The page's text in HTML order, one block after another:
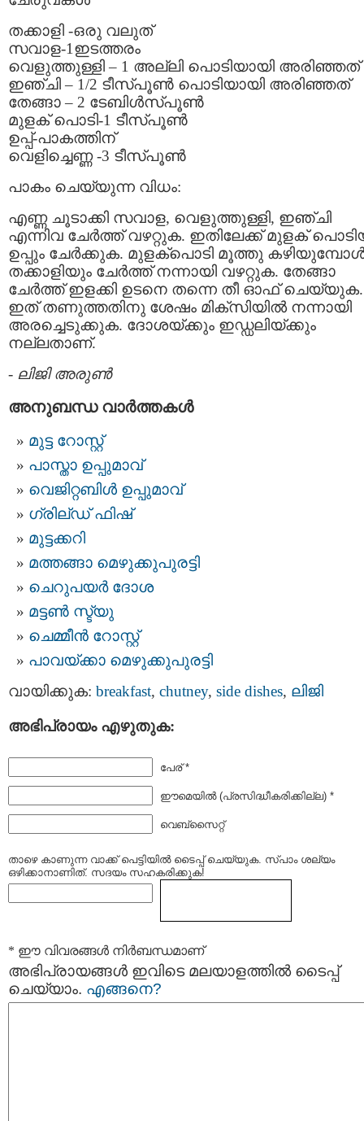
തക്കാളി -ഒരു വലുത്
സവാള-1ഇടത്തരം
വെളുത്തുള്ളി – 1 അല്ലി പൊടിയായി അരിഞ്ഞത്
ഇഞ്ചി – 1/2 ടീസ്പൂണ്‍ പൊടിയായി അരിഞ്ഞത്
തേങ്ങാ – 2 ടേബിള്‍സ്പൂണ്‍
മുളക് പൊടി-1 ടീസ്പൂണ്‍
ഉപ്പ്-പാകത്തിന്
വെളിച്ചെണ്ണ -3 ടീസ്പൂണ്‍
പാകം ചെയ്യുന്ന വിധം:
എണ്ണ ചൂടാക്കി സവാള, വെളുത്തുള്ളി, ഇഞ്ചി
എന്നിവ ചേര്‍ത്ത് വഴറ്റുക. ഇതിലേക്ക് മുളക്
ഉപ്പും ചേര്‍ക്കുക. മുളക്പൊടി മൂത്തു
തക്കാളിയും ചേര്‍ത്ത് നന്നായി വഴറ്റുക. തേങ്ങാ
ചേര്‍ത്ത് ഇളക്കി ഉടനെ തന്നെ തീ ഓഫ്‌ ചെയ്യുക.
ഇത് തണുത്തതിനു ശേഷം മിക്സിയില്‍ നന്നായി
അരച്ചെടുക്കുക. ദോശയ്ക്കും ഇഡ്ഡലിയ്ക്കും
നല്ലതാണ്.
- ലിജി അരുണ്‍
അനുബന്ധ വാര്‍ത്തകള്‍
മുട്ട റോസ്റ്റ്‌
പാസ്താ ഉപ്പുമാവ്
വെജിറ്റബിള്‍ ഉപ്പുമാവ്‌
ഗ്രില്ഡ് ഫിഷ്‌
മുട്ടക്കറി
മത്തങ്ങാ മെഴുക്കുപുരട്ടി
ചെറുപയര്‍ ദോശ
മട്ടണ്‍ സ്ട്യു
ചെമ്മീന്‍ റോസ്റ്റ്
പാവയ്ക്കാ മെഴുക്കുപുരട്ടി
വായിക്കുക: breakfast, chutney, side dishes, ലിജി
അഭിപ്രായം എഴുതുക:
പേര് *
ഈമെയില്‍ (പ്രസിദ്ധീകരിക്കില്ല) *
വെബ്സൈറ്റ്
താഴെ കാണുന്ന വാക്ക് പെട്ടിയില്‍ ടൈപ്പ്‌ ചെയ്യുക. സ്പാം ശല്യം
ഒഴിക്കാനാണിത്. സദയം സഹകരിക്കുക!
* ഈ വിവരങ്ങള്‍ നിര്‍ബന്ധമാണ്
അഭിപ്രായങ്ങള്‍ ഇവിടെ മലയാളത്തില്‍ ടൈപ്പ്
ചെയ്യാം. എങ്ങനെ?